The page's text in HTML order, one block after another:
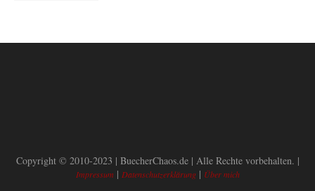
Copyright © 2010-2023 | BuecherChaos.de | Alle Rechte vorbehalten. |
Impressum | Datenschutzerklärung| Über mich